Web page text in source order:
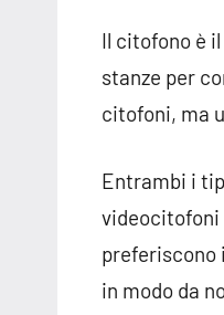
Il citofono è
stanze per
citofoni, ma
Entrambi i
videocitofoni
preferiscono
in modo da